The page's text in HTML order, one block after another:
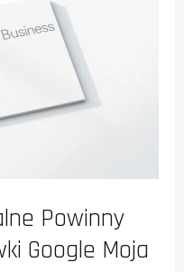
Powinny
Google Moja